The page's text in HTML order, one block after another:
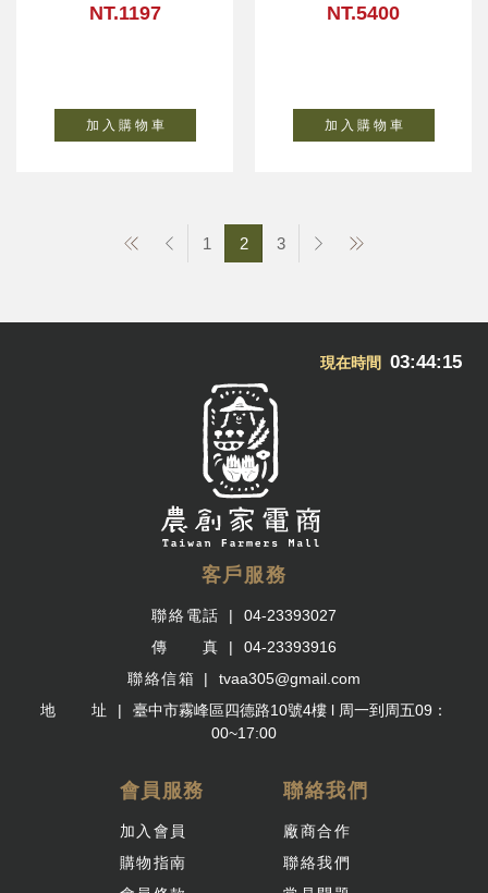
NT.1197
加 入 購 物 車
NT.5400
加 入 購 物 車
1 2 3
現在時間 03:44:16
客戶服務
聯絡電話
04-23393027
傳 真
04-23393916
聯絡信箱
tvaa305@gmail.com
地 址
臺中市霧峰區四德路10號4樓 l 周一到周五09：
00~17:00
會員服務
加入會員
購物指南
聯絡我們
廠商合作
聯絡我們